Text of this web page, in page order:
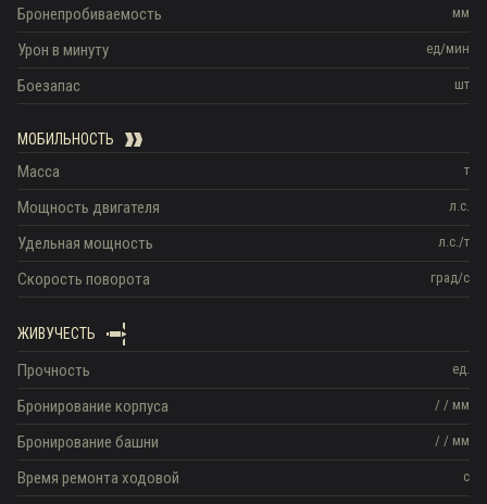
мм
Бронепробиваемость
ед/мин
Урон в минуту
шт
Боезапас
МОБИЛЬНОСТЬ
т
Масса
л.с.
Мощность двигателя
л.с./т
Удельная мощность
град/с
Скорость поворота
ЖИВУЧЕСТЬ
ед.
Прочность
/ / мм
Бронирование корпуса
/ / мм
Бронирование башни
с
Время ремонта ходовой